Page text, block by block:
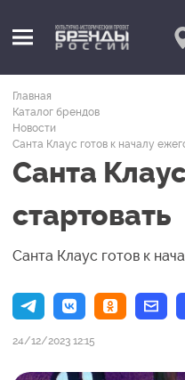
Главная
Каталог брендов
Новости
Санта Клаус готов к началу
Санта
стартовать
Санта Клаус готов к
24/12/2023 12:15